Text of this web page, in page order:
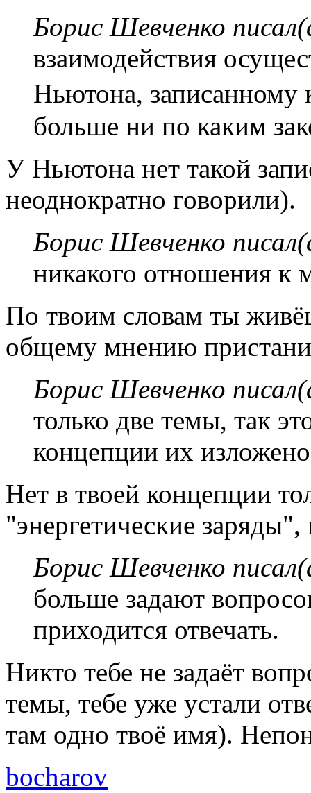
Борис Шевченко
взаимодействия
Ньютона, записанному
больше ни по каким
У Ньютона нет такой
неоднократно говорили).
Борис Шевченко
никакого отношения к
По твоим словам ты
общему мнению
Борис Шевченко
только две темы, так
концепции их изложено
Нет в твоей концепции
"энергетические
Борис Шевченко
больше задают
приходится отвечать.
Никто тебе не задаёт
темы, тебе уже устали
там одно твоё имя).
bocharov